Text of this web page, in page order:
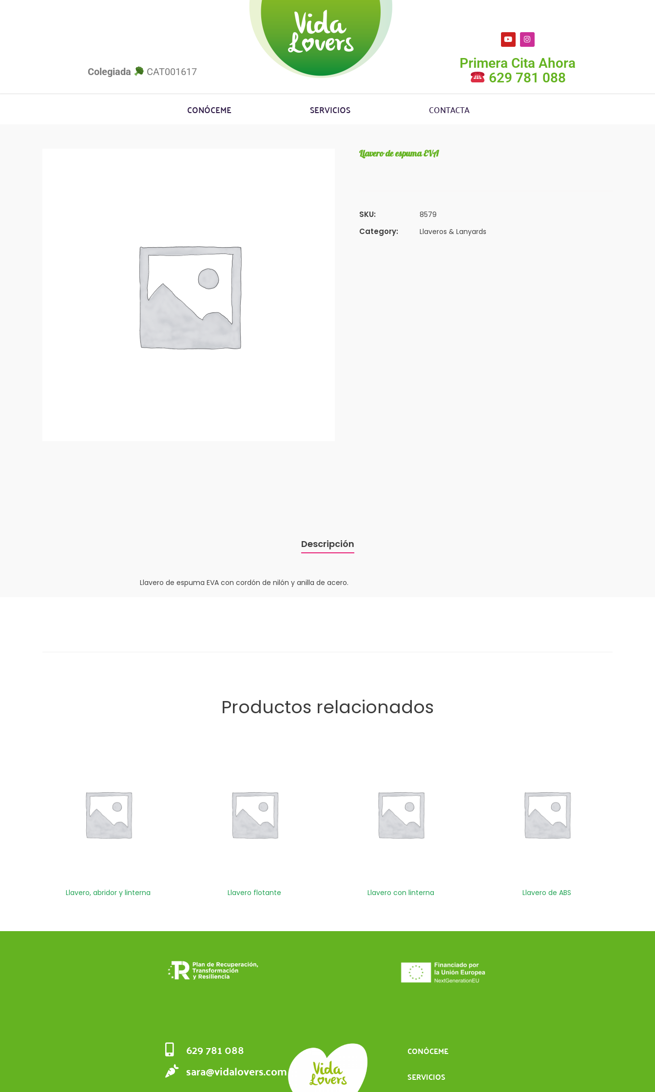
Colegiada CAT001617
Primera Cita Ahora
629 781 088
CONÓCEME SERVICIOS CONTACTA
Llavero de espuma EVA
SKU: 8579
Category: Llaveros & Lanyards
Descripción
Llavero de espuma EVA con cordón de nilón y anilla de acero.
Productos relacionados
Llavero, abridor y linterna Llavero flotante Llavero con linterna Llavero de ABS
629 781 088
sara@vidalovers.com
CONÓCEME
SERVICIOS